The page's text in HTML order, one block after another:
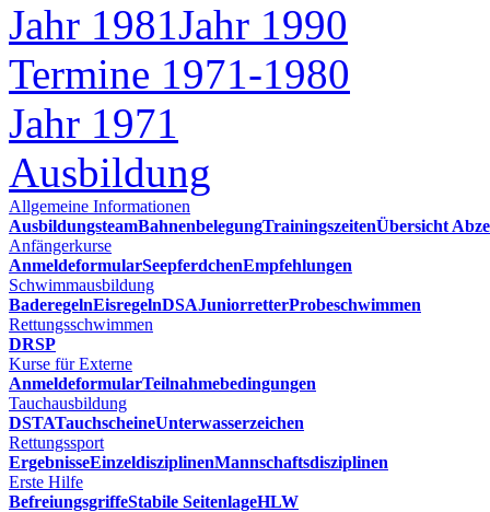
Jahr 1981Jahr 1990
Termine 1971-1980
Jahr 1971
Ausbildung
Allgemeine Informationen
AusbildungsteamBahnenbelegungTrainingszeitenÜbersicht
Anfängerkurse
AnmeldeformularSeepferdchenEmpfehlungen
Schwimmausbildung
BaderegelnEisregelnDSAJuniorretterProbeschwimmen
Rettungsschwimmen
DRSP
Kurse für Externe
AnmeldeformularTeilnahmebedingungen
Tauchausbildung
DSTATauchscheineUnterwasserzeichen
Rettungssport
ErgebnisseEinzeldisziplinenMannschaftsdisziplinen
Erste Hilfe
BefreiungsgriffeStabile SeitenlageHLW